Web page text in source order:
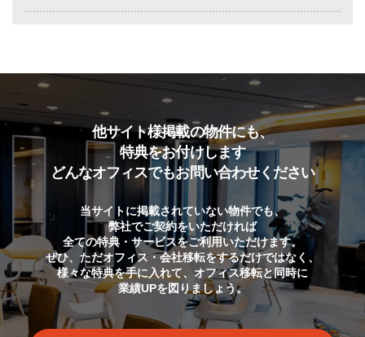
他サイト様掲載の物件にも、
特典をお付けします
どんなオフィスでもお問い合わせください
当サイトに掲載されていない物件でも、
弊社でご契約をいただければ
全ての特典・サービスをご利用いただけます。
ぜひ、ただオフィス・会社移転をするだけではなく、
様々な特典を手に入れて、オフィス移転と同時に
業績UPを図りましょう。